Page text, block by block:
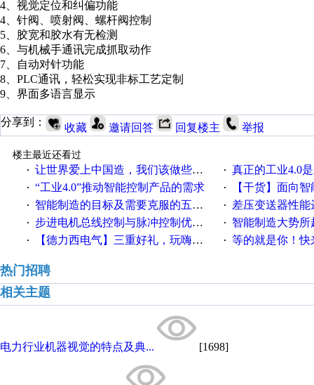
4、视觉定位和纠偏功能
4、针阀、喷射阀、螺杆阀控制
5、胶宽和胶水有无检测
6、与机械手通讯完成抓取动作
7、自动对针功能
8、PLC通讯，轻松实现非标工艺定制
9、界面多语言显示
分享到： 收藏 邀请回答 回复楼主 举报
楼主最近还看过
· 让世界爱上中国造，我们该做些什么 · 真正的工业4.0
· “工业4.0”推动智能控制产品的需求 · 【干货】面向
· 智能制造的目标及需要克服的五个障碍 · 差压变送器性能达
· 步进电机总线控制与脉冲控制优缺点 · 智能制造大势所趋
· 【德力西电气】三重好礼，玩嗨夏日！ · 等的就是你！快来
热门招聘
相关主题
电力行业机器视觉的特点及典... [1698]